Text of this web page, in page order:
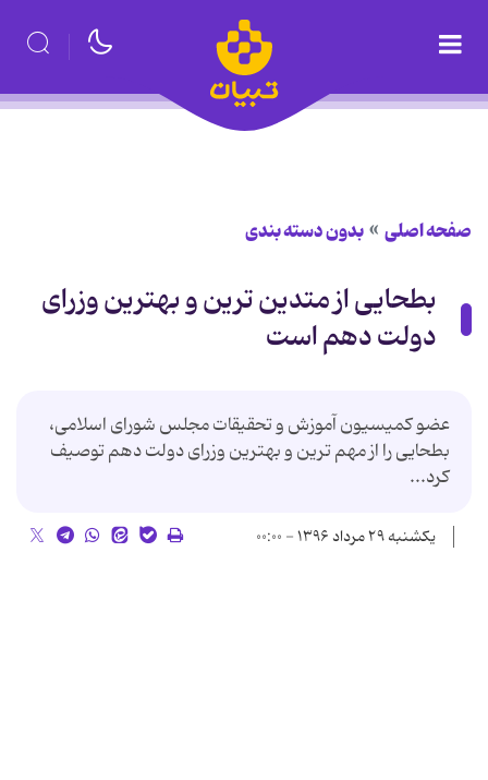
صفحه اصلی بدون دسته بندی
بطحایی از متدین ترین و بهترین وزرای
دولت دهم است
عضو کمیسیون آموزش و تحقیقات مجلس شورای اسلامی،
بطحایی را از مهم ترین و بهترین وزرای دولت دهم توصیف
كرد...
یکشنبه ۲۹ مرداد ۱۳۹۶ - ۰۰:۰۰